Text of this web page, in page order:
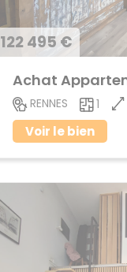
122 495 €
RENNES 1
Voir le bien